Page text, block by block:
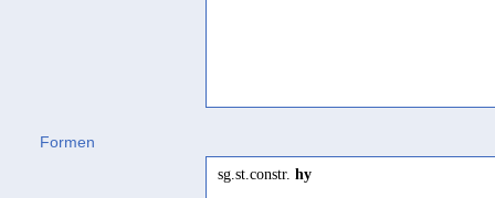
b-hy'particulebsuivie de
ḏ-hy
Formen
sg.st.constr. hy